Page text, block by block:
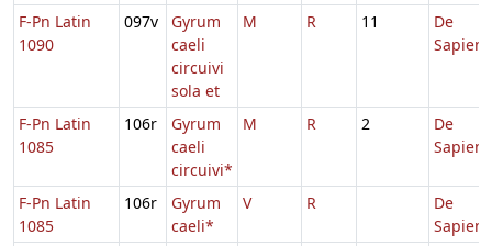
F-Pn Latin
1090
097v
Gyrum
caeli
circuivi
sola et
M R 11
De
F-Pn Latin
1085
106r
Gyrum
caeli
circuivi*
M R 2
De
F-Pn Latin
1085
106r
Gyrum
caeli*
V R
De